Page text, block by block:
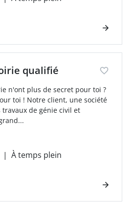
qualifié
n'ont plus de secret pour toi ?
toi ! Notre client, une société
de génie civil et
À temps plein